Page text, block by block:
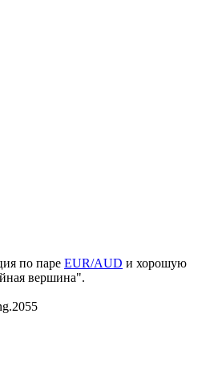
по паре EUR/AUD и хорошую
вершина".